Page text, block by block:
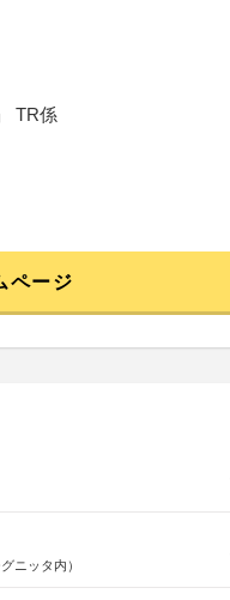
TR係
ページ
ニッタ内）